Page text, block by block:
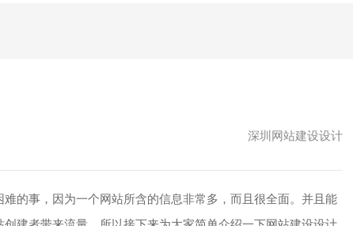
深圳网站建设设计
事，因为一个网站所含的信息非常多，而且很全面。并且能